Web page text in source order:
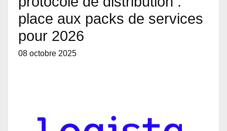
place aux packs de services
pour 2026
08 octobre 2025